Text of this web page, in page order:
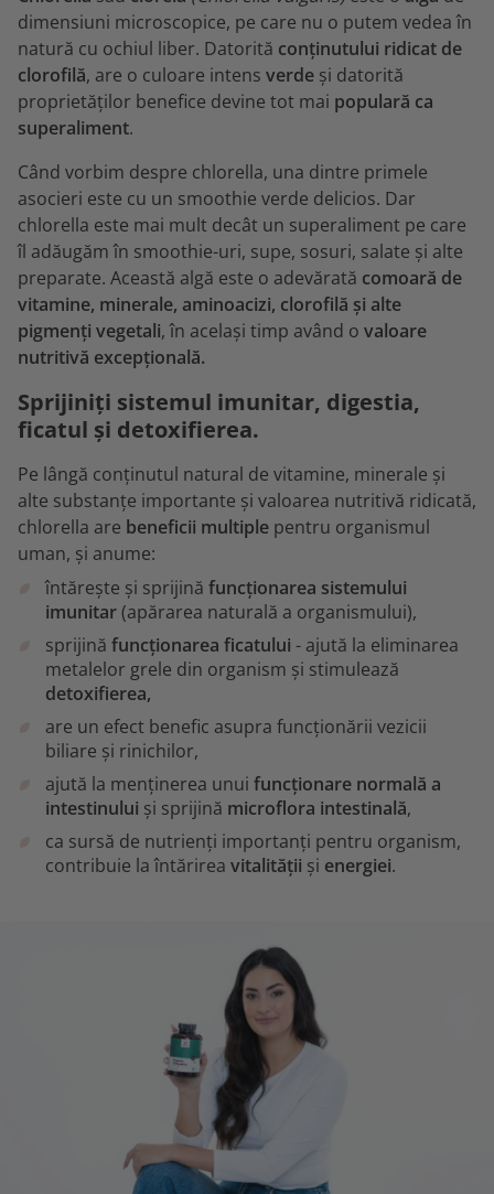
dimensiuni microscopice, pe care nu o putem vedea în
natură cu ochiul liber. Datorită conținutului ridicat de
clorofilă, are o culoare intens verde și datorită
proprietăților benefice devine tot mai populară ca
superaliment.
Când vorbim despre chlorella, una dintre primele
asocieri este cu un smoothie verde delicios. Dar
chlorella este mai mult decât un superaliment pe care
îl adăugăm în smoothie-uri, supe, sosuri, salate și alte
preparate. Această algă este o adevărată comoară de
vitamine, minerale, aminoacizi, clorofilă și alte
pigmenți vegetali, în același timp având o valoare
nutritivă excepțională.
Sprijiniți sistemul imunitar, digestia,
ficatul și detoxifierea.
Pe lângă conținutul natural de vitamine, minerale și
alte substanțe importante și valoarea nutritivă ridicată,
chlorella are beneficii multiple pentru organismul
uman, și anume:
întărește și sprijină funcționarea sistemului
imunitar(apărarea naturală a organismului),
sprijină funcționarea ficatului - ajută la eliminarea
metalelor grele din organism și stimulează
detoxifierea,
are un efect benefic asupra funcționării vezicii
biliare și rinichilor,
ajută la menținerea unui funcționare normală a
intestinului și sprijină microflora intestinală,
ca sursă de nutrienți importanți pentru organism,
contribuie la întărirea vitalității și energiei.